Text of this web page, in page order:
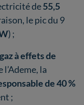
de55,5
le pic du 9
) ;
à effets de
la
de 40 %
;